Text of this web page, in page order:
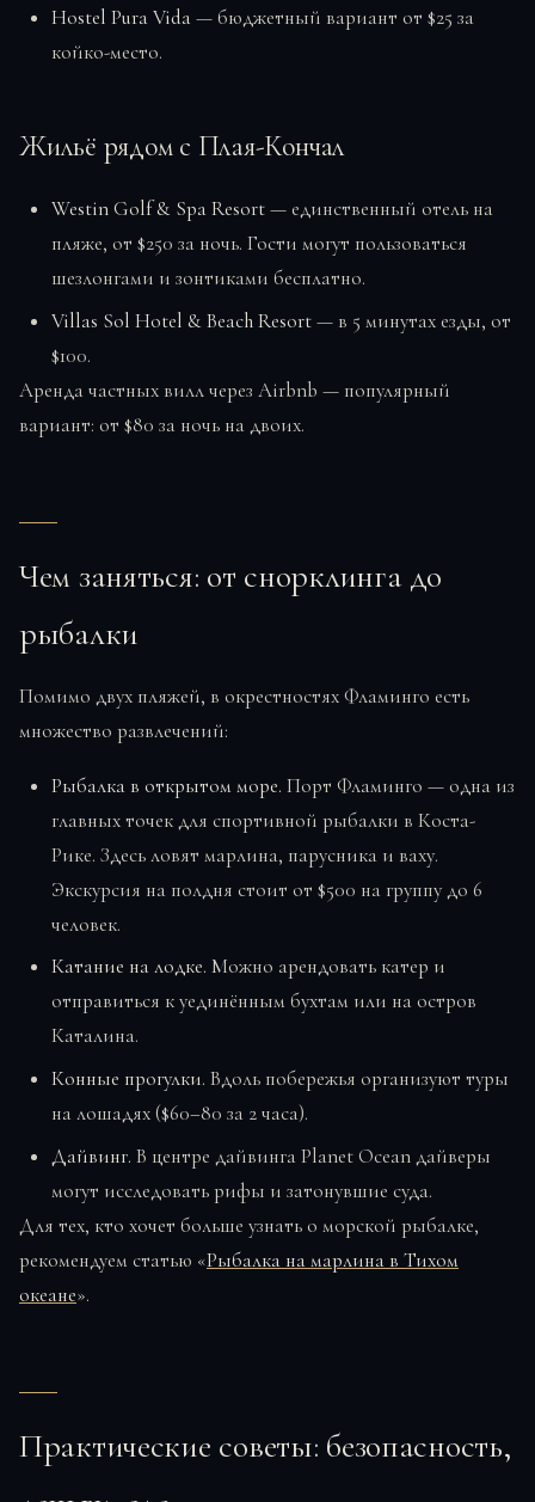
Hostel Pura Vida— бюджетный вариант от $25 за
койко-место.
Жильё рядом с Плая-Кончал
Westin Golf & Spa Resort— единственный отель на
пляже, от $250 за ночь. Гости могут пользоваться
шезлонгами и зонтиками бесплатно.
Villas Sol Hotel & Beach Resort— в 5 минутах езды, от
$100.
Аренда частных вилл через Airbnb — популярный
вариант: от $80 за ночь на двоих.
Чем заняться: от снорклинга до
рыбалки
Помимо двух пляжей, в окрестностях Фламинго есть
множество развлечений:
Рыбалка в открытом море. Порт Фламинго — одна из
главных точек для спортивной рыбалки в Коста-
Рике. Здесь ловят марлина, парусника и ваху.
Экскурсия на полдня стоит от $500 на группу до 6
человек.
Катание на лодке. Можно арендовать катер и
отправиться к уединённым бухтам или на остров
Каталина.
Конные прогулки. Вдоль побережья организуют туры
на лошадях ($60–80 за 2 часа).
Дайвинг. В центре дайвинга Planet Ocean дайверы
могут исследовать рифы и затонувшие суда.
Для тех, кто хочет больше узнать о морской рыбалке,
рекомендуем статью «Рыбалка на марлина в Тихом
океане».
Практические советы: безопасность,